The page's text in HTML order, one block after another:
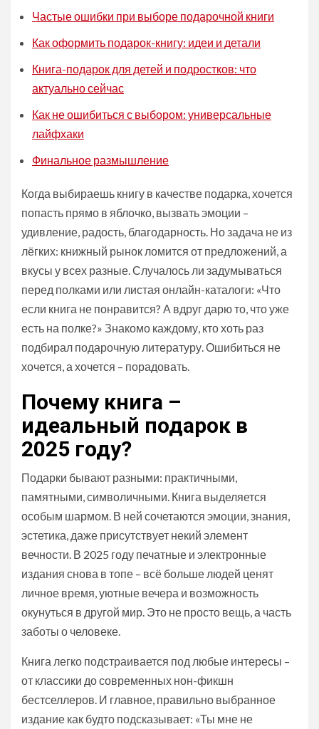
Частые ошибки при выборе подарочной книги
Как оформить подарок-книгу: идеи и детали
Книга-подарок для детей и подростков: что
актуально сейчас
Как не ошибиться с выбором: универсальные
лайфхаки
Финальное размышление
Когда выбираешь книгу в качестве подарка, хочется
попасть прямо в яблочко, вызвать эмоции –
удивление, радость, благодарность. Но задача не из
лёгких: книжный рынок ломится от предложений, а
вкусы у всех разные. Случалось ли задумываться
перед полками или листая онлайн-каталоги: «Что
если книга не понравится? А вдруг дарю то, что уже
есть на полке?» Знакомо каждому, кто хоть раз
подбирал подарочную литературу. Ошибиться не
хочется, а хочется – порадовать.
Почему книга –
идеальный подарок в
2025 году?
Подарки бывают разными: практичными,
памятными, символичными. Книга выделяется
особым шармом. В ней сочетаются эмоции, знания,
эстетика, даже присутствует некий элемент
вечности. В 2025 году печатные и электронные
издания снова в топе – всё больше людей ценят
личное время, уютные вечера и возможность
окунуться в другой мир. Это не просто вещь, а часть
заботы о человеке.
Книга легко подстраивается под любые интересы –
от классики до современных нон-фикшн
бестселлеров. И главное, правильно выбранное
издание как будто подсказывает: «Ты мне не